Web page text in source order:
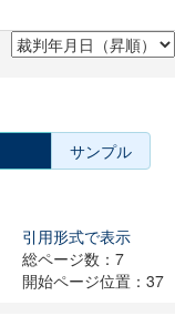
サンプル
引用形式で表示
総ページ数：7
開始ページ位置：37